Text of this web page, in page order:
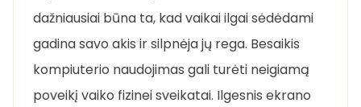
dažniausiai būna ta, kad vaikai ilgai sėdėdami
gadina savo akis ir silpnėja jų rega. Besaikis
kompiuterio naudojimas gali turėti neigiamą
poveikį vaiko fizinei sveikatai. Ilgesnis ekrano